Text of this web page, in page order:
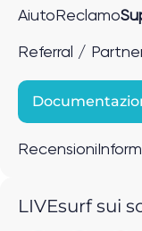
Aiuto Reclamo
Referral /
Recensioni
LIVEsurf sui